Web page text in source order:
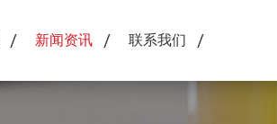
新闻资讯 联系我们